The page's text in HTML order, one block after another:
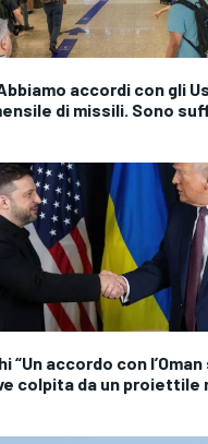
accordi con gli
di missili. Sono
“Un accordo con
colpita da un